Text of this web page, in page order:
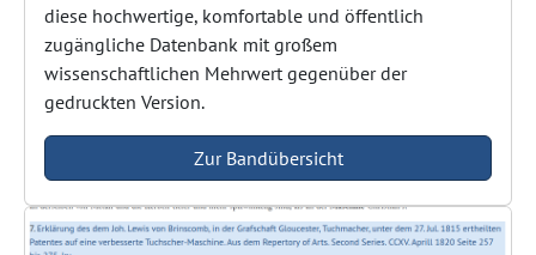
diese hochwertige, komfortable und öffentlich
zugängliche Datenbank mit großem
wissenschaftlichen Mehrwert gegenüber der
gedruckten Version.
Zur Bandübersicht